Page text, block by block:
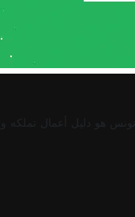
هو دليل أعمال تملكه